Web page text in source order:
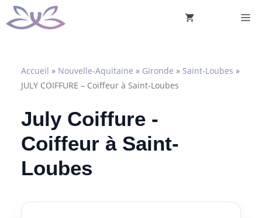
Aller
au
Accueil » Nouvelle-Aquitaine » Gironde » Saint-Loubes »
JULY COIFFURE – Coiffeur à Saint-Loubes
July Coiffure -
Coiffeur à Saint-
Loubes